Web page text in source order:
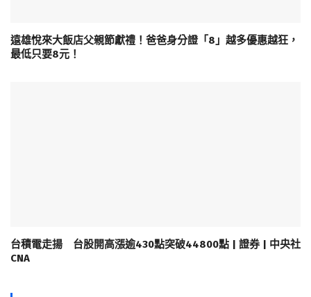
遠雄悅來大飯店父親節獻禮！爸爸身分證「8」越多優惠越狂，
最低只要8元！
台積電走揚 台股開高漲逾430點突破44800點 | 證券 | 中央社
CNA